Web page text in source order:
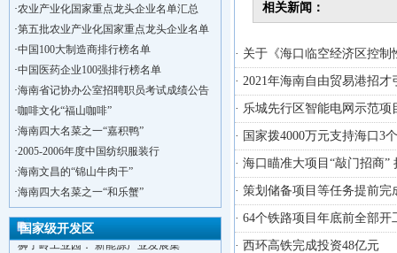
·农业产业化国家重点龙头企业名单汇总
·第五批农业产业化国家重点龙头企业名单
·中国100大制造商排行榜名单
·中国医药企业100强排行榜名单
·海南省记协办公室招聘职员考试成绩公告
·咖啡文化“福山咖啡”
·海南四大名菜之一“嘉积鸭”
·2005-2006年度中国纺织服装行
·海南文昌的“锦山牛肉干”
·海南四大名菜之一“和乐蟹”
国家级开发区
洋浦不断延伸产业链，推进一批石化产业
海口今年将投入44.4亿元推进江东新
·新加坡海口国家高新区国际创新创业中心
·狮子岭工业园： 新能源产业发展集
相关新闻：
· 关于《海口临空经济区控
· 2021年海南自由贸易港招
· 乐城先行区智能电网示范
· 国家拨4000万元支持海口3
· 海口瞄准大项目“敲门招商
· 策划储备项目等任务提前完
· 64个铁路项目年底前全部开
· 西环高铁完成投资48亿元